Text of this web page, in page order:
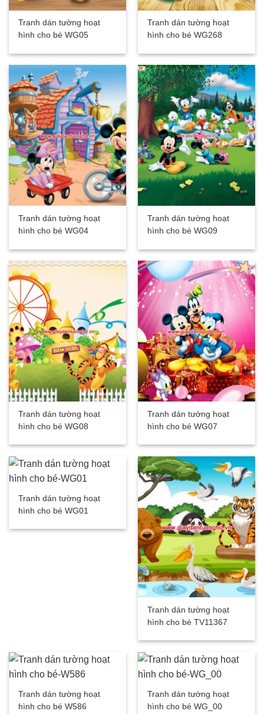
Tranh dán tường hoạt
hình cho bé WG05
Tranh dán tường hoạt
hình cho bé WG268
Tranh dán tường hoạt
hình cho bé WG04
Tranh dán tường hoạt
hình cho bé WG09
Tranh dán tường hoạt
hình cho bé WG08
Tranh dán tường hoạt
hình cho bé WG07
Tranh dán tường hoạt
hình cho bé WG01
Tranh dán tường hoạt
hình cho bé TV11367
Tranh dán tường hoạt
hình cho bé W586
Tranh dán tường hoạt
hình cho bé WG_00